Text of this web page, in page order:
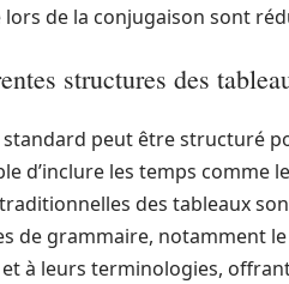
de la conjugaison sont
structures des
peut être structuré
d’inclure les temps comme
des tableaux
de grammaire, notamment le
à leurs terminologies,